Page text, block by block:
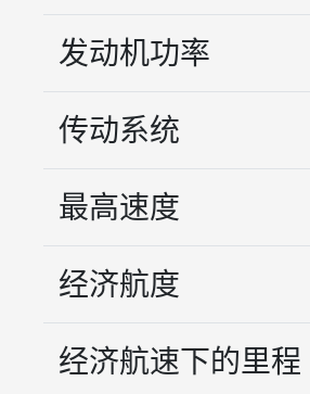
发动机功率
传动系统
最高速度
经济航度
经济航速下的里程